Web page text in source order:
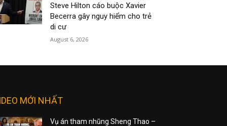
Steve Hilton cáo buộc Xavier
Becerra gây nguy hiểm cho trẻ
di cư
August 6, 2026
MỚI NHẤT
Vụ án tham nhũng Sheng Thao –